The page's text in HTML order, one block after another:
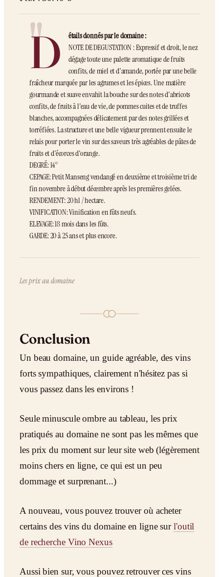
D
étails donnés par le domaine :
NOTE DE DEGUSTATION : Expressif et droit, le nez
dégage toute une palette aromatique de fruits
confits, de miel et d'amande, portée par une belle
fraîcheur marquée par les agrumes et les épices. Une matière
gourmande et suave envahit la bouche sur des notes d'abricots
confits, de fruits à l'eau de vie, de pommes cuites et de truffes
blanches, accompagnées délicatement par des notes grillées et
torréfiées. La structure et une belle vigueur prennent ensuite le
relais pour porter le vin sur des saveurs très agréables de pâtes de
fruits et d'écorces d'orange.
DEGRÉ: 14°
CEPAGE: Petit Manseng vendangé en deuxième et troisième tri de
fin novembre à début décembre après les premières gelées.
RENDEMENT: 20 hl / hectare.
VINIFICATION: Vinification en fûts neufs.
ELEVAGE: 18 mois dans les fûts.
GARDE: 20 à 25 ans et plus encore.
Les prix au domaine
Conclusion
Un beau domaine, un guide agréable, des vins
forts sympathiques, clairement n'hésitez pas si
vous passez dans les environs !
Seule minuscule ombre au tableau, les prix
pratiqués au domaine ne sont pas les mêmes que
les prix du moment sur leur site web (légèrement
moins chers en ligne, ce qui est un peu
dommage et surprenant...)
A nouveau, vous pouvez trouver où acheter
certains des vins du domaine en ligne surl'outil
de recherche Vino Nexus
Aussi bien sur, vous pouvez retrouver ces vins